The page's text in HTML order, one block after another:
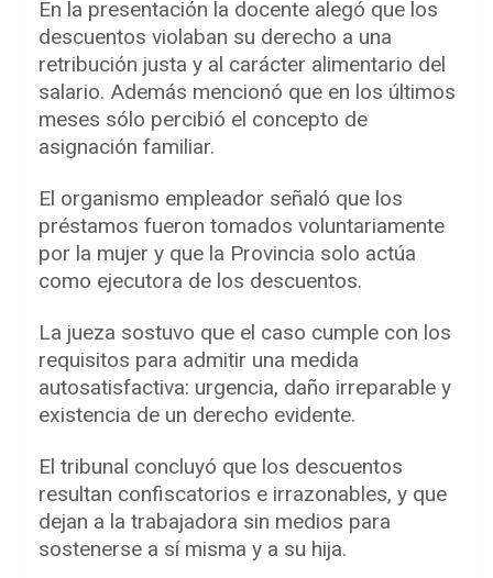
En la presentación la docente alegó que los
descuentos violaban su derecho a una
retribución justa y al carácter alimentario del
salario. Además mencionó que en los últimos
meses sólo percibió el concepto de
asignación familiar.
El organismo empleador señaló que los
préstamos fueron tomados voluntariamente
por la mujer y que la Provincia solo actúa
como ejecutora de los descuentos.
La jueza sostuvo que el caso cumple con los
requisitos para admitir una medida
autosatisfactiva: urgencia, daño irreparable y
existencia de un derecho evidente.
El tribunal concluyó que los descuentos
resultan confiscatorios e irrazonables, y que
dejan a la trabajadora sin medios para
sostenerse a sí misma y a su hija.